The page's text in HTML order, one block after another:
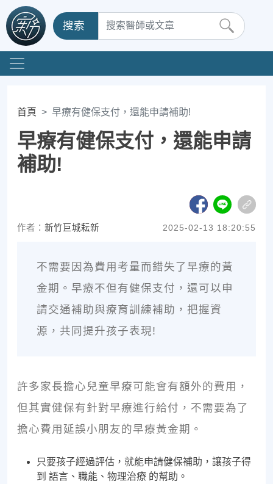
搜索
首頁 早療有健保支付，還能申請補助!
早療有健保支付，還能申請
補助!
作者： 新竹巨城耘新 2025-02-13 18:20:55
不需要因為費用考量而錯失了早療的黃
金期。早療不但有健保支付，還可以申
請交通補助與療育訓練補助，把握資
源，共同提升孩子表現!
許多家長擔心兒童早療可能會有額外的費用，
但其實健保有針對早療進行給付，不需要為了
擔心費用延誤小朋友的早療黃金期。
只要孩子經過評估，就能申請健保補助，讓孩子得
到 語言、職能、物理治療 的幫助。